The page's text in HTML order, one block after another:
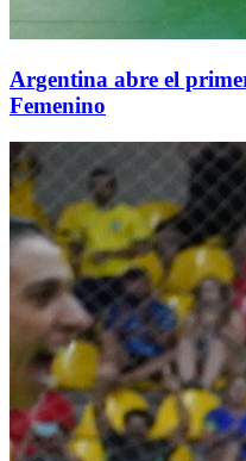
Argentina abre el
Femenino